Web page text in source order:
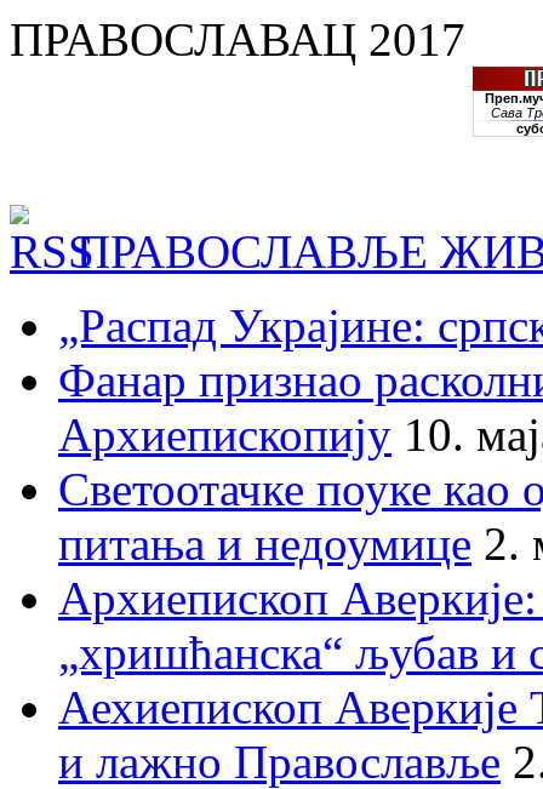
ПРАВОСЛАВАЦ 2017
ПРАВОСЛАВЉЕ
„Распад Украјине:
Фанар признао
Архиепископију 10.
Светоотачке поуке као
питања и недоумице 2.
Архиепископ
„хришћанска“ љубав и
Аехиепископ
и лажно Православље